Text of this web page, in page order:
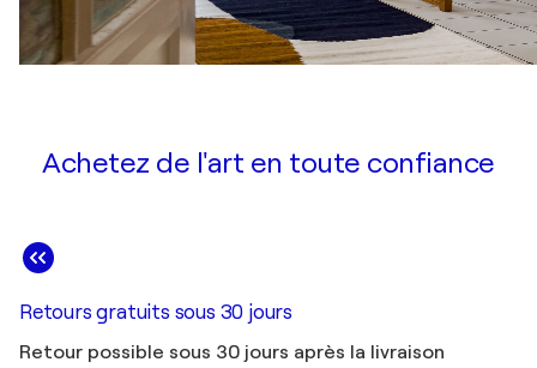
Achetez de l'art en toute confiance
Retours gratuits sous 30 jours
Retour possible sous 30 jours après la livraison